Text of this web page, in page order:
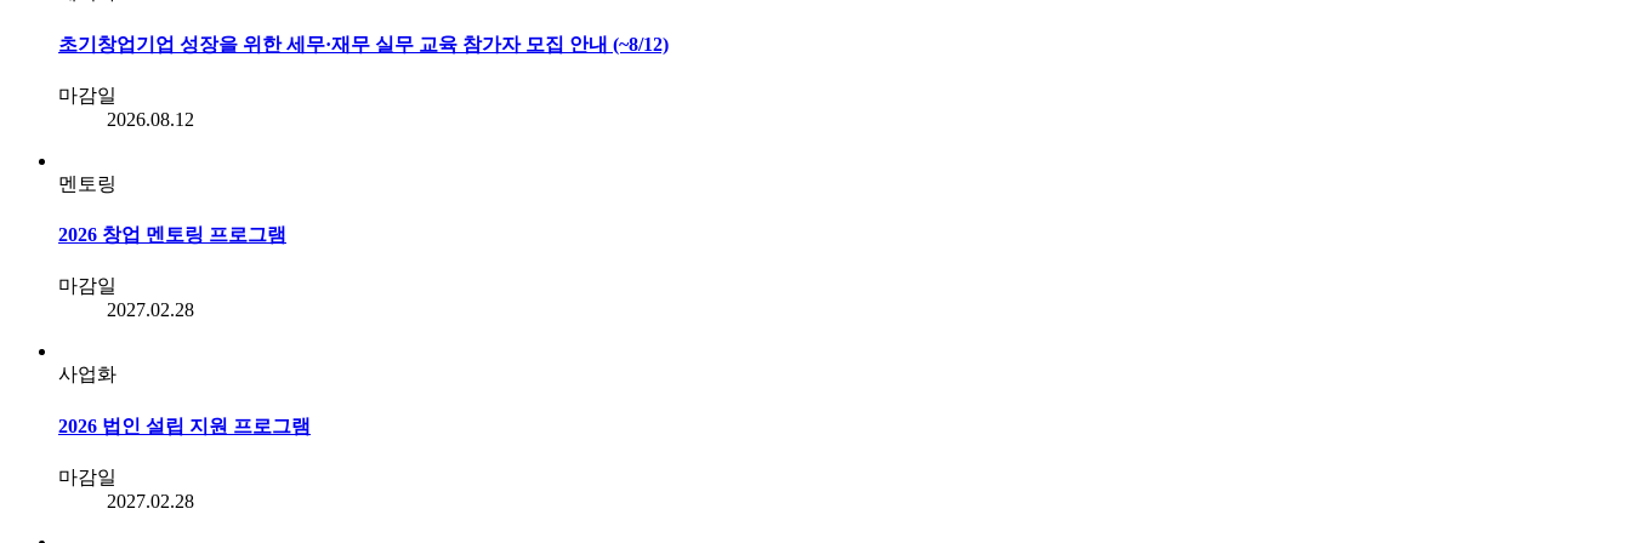
초기창업기업 성장을 위한 세무·재무 실무 교육 참가자 모집 안내 (~8/12)
마감일
2026.08.12
멘토링
2026 창업 멘토링 프로그램
마감일
2027.02.28
사업화
2026 법인 설립 지원 프로그램
마감일
2027.02.28